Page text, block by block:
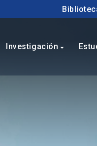
Investigación arrow_drop_down